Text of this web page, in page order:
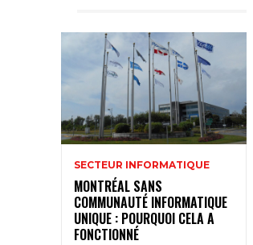
SECTEUR INFORMATIQUE
MONTRÉAL SANS
COMMUNAUTÉ INFORMATIQUE
UNIQUE : POURQUOI CELA A
FONCTIONNÉ